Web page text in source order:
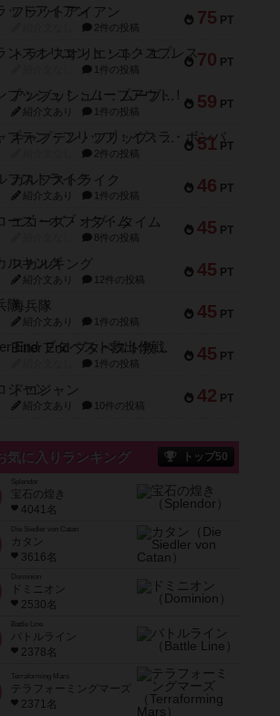
75 PT
フラットアイアン
2件の投稿
70 PT
トランスオリエント・エクスプレス
1件の投稿
59 PT
アンブッシュ！：ムーブアウト！
紹介文あり 1件の投稿
51 PT
キャプテン・フリップ：イスラ・ボンバ
2件の投稿
46 PT
ガルフストライク
紹介文あり 1件の投稿
45 PT
エコーズ・オブ・タイム
8件の投稿
45 PT
スカルキング
紹介文あり 12件の投稿
45 PT
海兵隊
紹介文あり 1件の投稿
45 PT
Bitter End ブタペスト救出作戦
1件の投稿
42 PT
ドコジャン
紹介文あり 10件の投稿
気に入りランキング トップ50
宝石の煌き
4041名
Die Siedler von Catan
カタン
3616名
ドミニオン
2530名
Battle Line
バトルライン
2378名
Terraforming Mars
テラフォーミングマーズ
2371名